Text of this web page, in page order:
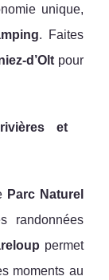
unique,
. Faites
d’Oltpour
et
Parc Naturel
randonnées
permet
moments au